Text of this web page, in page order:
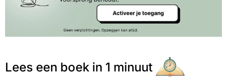
Lees een boek in 1 minuut